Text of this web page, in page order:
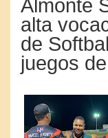
Almonte
alta
de
juegos